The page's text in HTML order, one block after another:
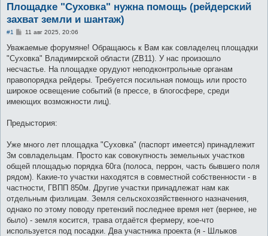
Площадке "Суховка" нужна помощь (рейдерский
захват земли и шантаж)
#1
С
о
щ
е
и
е
11 авг 2025, 20:06
Уважаемые форумяне! Обращаюсь к Вам как совладелец площадки
"Суховка" Владимирской области (ZB11). У нас произошло
несчастье. На площадке орудуют неподконтрольные органам
правопорядка рейдеры. Требуется посильная помощь или просто
широкое освещение событий (в прессе, в блогосфере, среди
имеющих возможности лиц).
Предыстория:
Уже много лет площадка "Суховка" (паспорт имеется) принадлежит
3м совладельцам. Просто как совокупность земельных участков
общей площадью порядка 60га (полоса, перрон, часть бывшего поля
рядом). Какие-то участки находятся в совместной собственности - в
частности, ГВПП 850м. Другие участки принадлежат нам как
отдельным физлицам. Земля сельскохозяйственного назначения,
однако по этому поводу претензий последнее время нет (вернее, не
было) - земля косится, трава отдаётся фермеру, кое-что
используется под посадки. Два участника проекта (я - Шлыков